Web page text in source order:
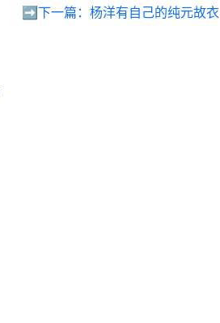
➡️下一篇： 杨洋有自己的纯元故衣